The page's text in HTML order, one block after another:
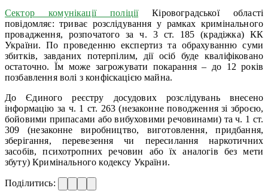
Сектор комунікації поліціїКіровоградської області
повідомляє: триває розслідування у рамках кримінального
провадження, розпочатого за ч. 3 ст. 185 (крадіжка) КК
України. По проведенню експертиз та обрахуванню суми
збитків, завданих потерпілим, дії осіб буде кваліфіковано
остаточно. Їм може загрожувати покарання – до 12 років
позбавлення волі з конфіскацією майна.
До Єдиного реєстру досудових розслідувань внесено
інформацію за ч. 1 ст. 263 (незаконне поводження зі зброєю,
бойовими припасами або вибуховими речовинами) та ч. 1 ст.
309 (незаконне виробництво, виготовлення, придбання,
зберігання, перевезення чи пересилання наркотичних
засобів, психотропних речовин або їх аналогів без мети
збуту) Кримінального кодексу України.
Поділитись: